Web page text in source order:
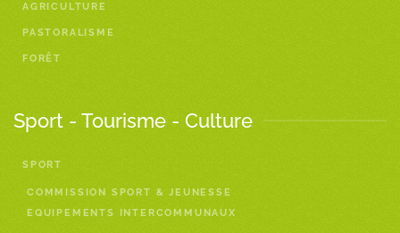
AGRICULTURE
PASTORALISME
FORÊT
Sport - Tourisme - Culture
SPORT
COMMISSION SPORT & JEUNESSE
EQUIPEMENTS INTERCOMMUNAUX